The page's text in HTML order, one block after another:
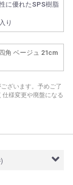
に優れたSPS樹脂
り
角 ベージュ 21cm
ざいます。予めご了
仕様変更や廃盤になる